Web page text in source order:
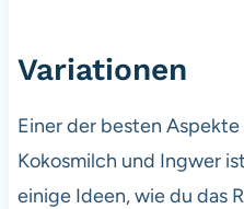
Variationen
Einer der besten
Kokosmilch und Ingwer
einige Ideen, wie du das